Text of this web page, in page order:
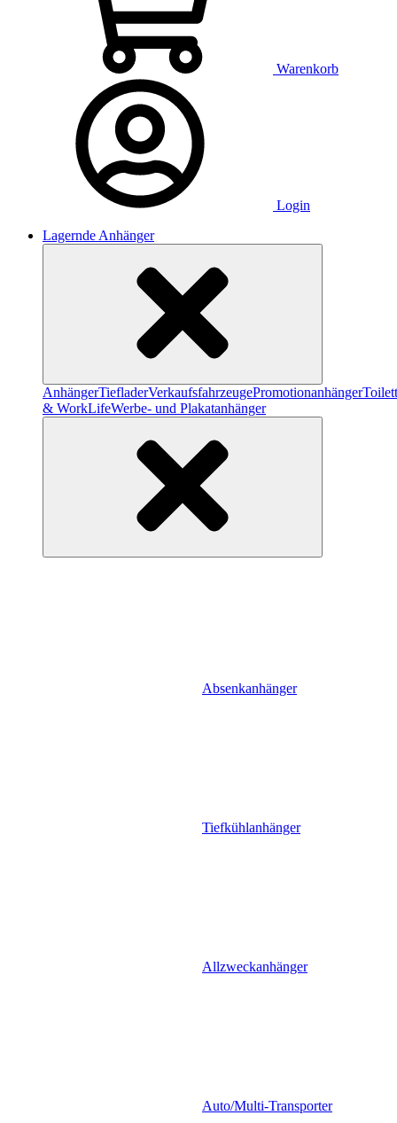
Warenkorb
Login
Lagernde Anhänger
AnhängerTiefladerVerkaufsfahrzeugePromotionanhänger
& WorkLifeWerbe- und Plakatanhänger
Absenkanhänger
Tiefkühlanhänger
Allzweckanhänger
Auto/Multi-Transporter